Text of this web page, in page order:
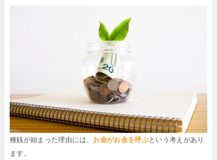
種銭が始まった理由には、 お金がお金を呼ぶという考えがあり
ます。